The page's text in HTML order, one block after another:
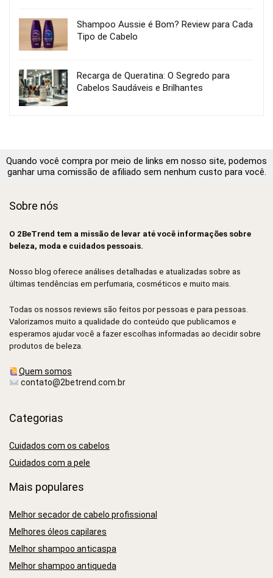
Shampoo Aussie é Bom? Review para Cada
Tipo de Cabelo
Recarga de Queratina: O Segredo para
Cabelos Saudáveis e Brilhantes
Quando você compra por meio de links em nosso site, podemos
ganhar uma comissão de afiliado sem nenhum custo para você.
Sobre nós
O 2BeTrend tem a missão de levar até você informações sobre
beleza, moda e cuidados pessoais.
Nosso blog oferece análises detalhadas e atualizadas sobre as
últimas tendências em perfumaria, cosméticos e muito mais.
Todas os nossos reviews são feitos por pessoas e para pessoas.
Valorizamos muito a qualidade do conteúdo que publicamos e
esperamos ajudar você a fazer escolhas informadas ao decidir sobre
produtos de beleza.
Quem somos
contato@2betrend.com.br
Categorias
Cuidados com os cabelos
Cuidados com a pele
Mais populares
Melhor secador de cabelo profissional
Melhores óleos capilares
Melhor shampoo anticaspa
Melhor shampoo antiqueda